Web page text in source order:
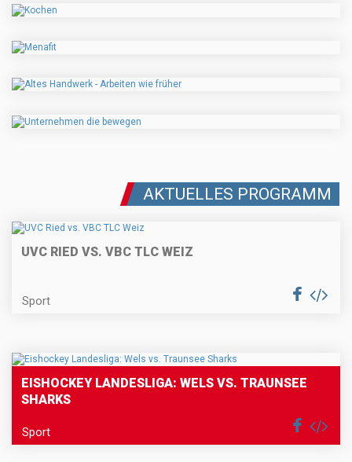
AKTUELLES PROGRAMM
UVC RIED VS. VBC TLC WEIZ
Sport
EISHOCKEY LANDESLIGA: WELS VS. TRAUNSEE
SHARKS
Sport